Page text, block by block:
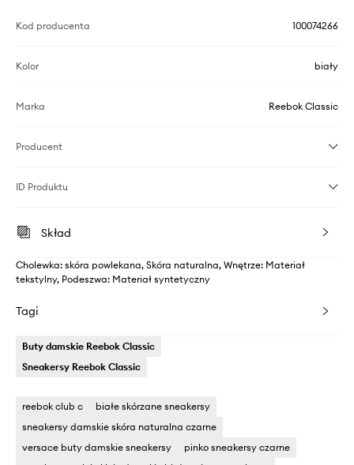
Kod producenta 100074266
Kolor biały
Marka Reebok Classic
Producent
ID Produktu
Skład
Cholewka: skóra powlekana, Skóra naturalna, Wnętrze: Materiał
tekstylny, Podeszwa: Materiał syntetyczny
Tagi
Buty damskie Reebok Classic
Sneakersy Reebok Classic
reebok club c
białe skórzane sneakersy
sneakersy damskie skóra naturalna czarne
versace buty damskie sneakersy
pinko sneakersy czarne